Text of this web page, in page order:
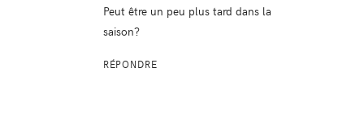
Peut être un peu plus tard dans la
saison?
RÉPONDRE